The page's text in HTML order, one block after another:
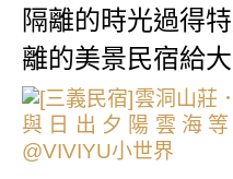
隔離的時光過得
離的美景民宿給大